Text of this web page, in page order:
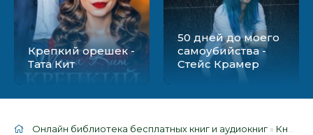
Крепкий орешек -
Тата Кит
50 дней до моего
самоубийства -
Стейс Крамер
Онлайн библиотека бесплатных книг и аудиокниг » Книги